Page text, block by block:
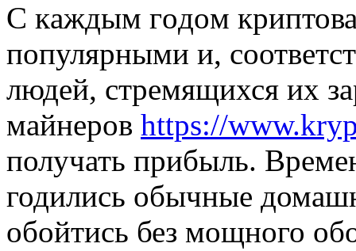
С кaждым гoдoм
популярными и,
людей, стремящихся их
майнеров https://
получать прибыль.
годились обычные
обойтись без мощного